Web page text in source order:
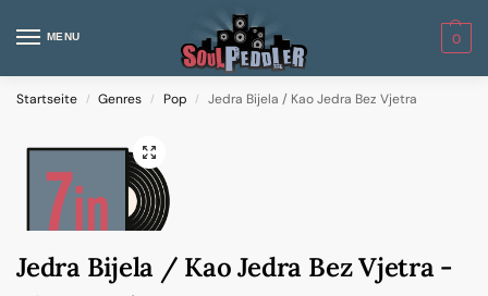
MENU 0
Startseite / Genres / Pop / Jedra Bijela / Kao Jedra Bez Vjetra
Jedra Bijela / Kao Jedra Bez Vjetra -